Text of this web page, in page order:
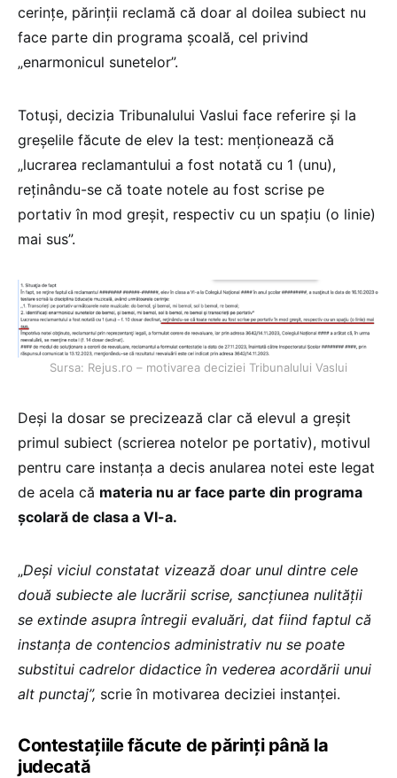
cerințe, părinții reclamă că doar al doilea subiect nu
face parte din programa școală, cel privind
„enarmonicul sunetelor”.
Totuși, decizia Tribunalului Vaslui face referire și la
greșelile făcute de elev la test: menționează că
„lucrarea reclamantului a fost notată cu 1 (unu),
reţinându-se că toate notele au fost scrise pe
portativ în mod greşit, respectiv cu un spaţiu (o linie)
mai sus”.
Sursa: Rejus.ro – motivarea deciziei Tribunalului Vaslui
Deși la dosar se precizează clar că elevul a greșit
primul subiect (scrierea notelor pe portativ), motivul
pentru care instanța a decis anularea notei este legat
de acela că materia nu ar face parte din programa
școlară de clasa a VI-a.
„Deși viciul constatat vizează doar unul dintre cele
două subiecte ale lucrării scrise, sancţiunea nulităţii
se extinde asupra întregii evaluări, dat fiind faptul că
instanţa de contencios administrativ nu se poate
substitui cadrelor didactice în vederea acordării unui
alt punctaj”, scrie în motivarea deciziei instanței.
Contestațiile făcute de părinți până la
judecată